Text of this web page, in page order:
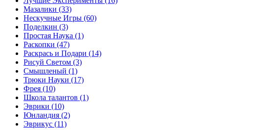
Мазалики (33)
Нескучные Игры (60)
Поделкин (3)
Простая Наука (1)
Раскопки (47)
Раскрась и Подари (14)
Рисуй Светом (3)
Смышленый (1)
Трюки Науки (17)
Фрея (10)
Школа талантов (1)
Эврики (10)
Юнландия (2)
Эврикус (11)